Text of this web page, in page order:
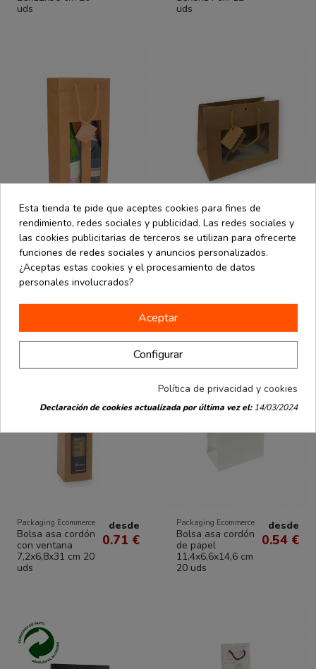
uds
uds
Packaging Ecommerce
Bolsa asa cordón
con ventana
18x8,8x38 cm 20
uds
desde
0.99 €
Packaging Ecommerce
Bolsa asa cordón
con ventana
desde
1.02 €
Packaging Ecommerce
Bolsa asa cordón
con ventana
7,2x6,8x31 cm 20
uds
desde
0.71 €
Packaging Ecommerce
Bolsa asa cordón
de papel
11,4x6,6x14,6 cm
20 uds
desde
0.54 €
Esta tienda te pide que aceptes cookies para fines de
rendimiento, redes sociales y publicidad. Las redes sociales y
las cookies publicitarias de terceros se utilizan para ofrecerte
funciones de redes sociales y anuncios personalizados.
¿Aceptas estas cookies y el procesamiento de datos
personales involucrados?
Aceptar
Configurar
Política de privacidad y cookies
Declaración de cookies actualizada por última vez el:14/03/2024